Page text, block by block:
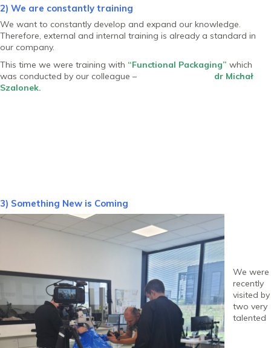
2) We are constantly training
We want to constantly develop and expand our knowledge.
Therefore, external and internal training is already a standard in
our company.
This time we were training with “Functional Packaging” which
was conducted by our colleague – dr Michał
Szalonek.
3) Something New is Coming
We were
recently
visited by
two very
talented